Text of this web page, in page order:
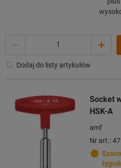
Dodaj do listy artykułów
Socket
HSK-A
amf
Nr art.: